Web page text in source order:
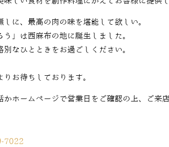
に、最高の肉の味を堪能して欲しい。
」は西麻布の地に誕生しました。
なひとときをお過ごしください。
お待ちしております。
ホームページで営業日をご確認の上、ご来
7022